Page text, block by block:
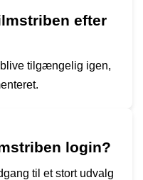
efter
tilgængelig igen,
login?
til et stort udvalg